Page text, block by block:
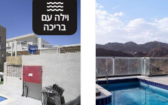
וילה עם
בריכה